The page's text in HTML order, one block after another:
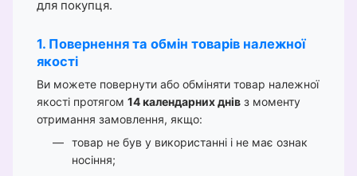
для покупця.
1. Повернення та обмін товарів належної
якості
Ви можете повернути або обміняти товар належної
якості протягом 14 календарних днів з моменту
отримання замовлення, якщо:
товар не був у використанні і не має ознак
носіння;